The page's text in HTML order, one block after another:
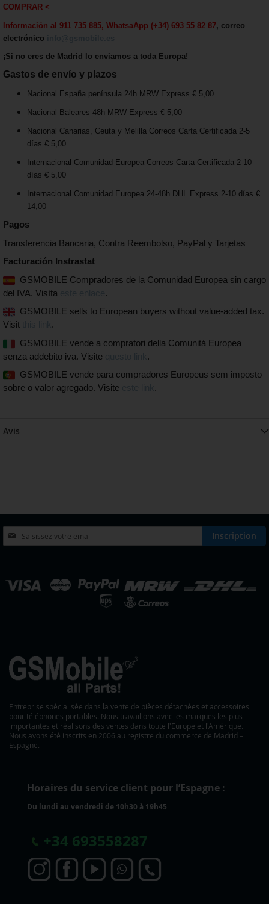
COMPRAR <
Información al 911 735 885, WhatsaApp (+34) 693 55 82 87, correo
electrónico
¡Si no eres de Madrid lo enviamos a toda Europa!
Gastos de envío y plazos
Nacional España península 24h MRW Express € 5,00
Nacional Baleares 48h MRW Express € 5,00
Nacional Canarias, Ceuta y Melilla Correos Carta Certificada 2-5
días € 5,00
Internacional Comunidad Europea Correos Carta Certificada 2-10
días € 5,00
Internacional Comunidad Europea 24-48h DHL Express 2-10 días €
14,00
Pagos
Transferencia Bancaria, Contra Reembolso, PayPal y Tarjetas
Facturación Instrastat
GSMOBILE Compradores de la Comunidad Europea sin cargo
del IVA. Visíta
.
GSMOBILE sells to European buyers without value-added tax.
Visit
.
GSMOBILE vende a compratori della Comunitá Europea
senza addebito iva. Visite
.
GSMOBILE vende para compradores Europeus sem imposto
sobre o valor agregado. Visite
.
Avis
Inscription
à
d’information
Inscription
Entreprise spécialisée dans la vente de pièces détachées et accessoires
pour téléphones portables. Nous travaillons avec les marques les plus
importantes et réalisons des ventes dans toute l'Europe et l'Amérique.
Nous avons été inscrits en 2006 au registre du commerce de Madrid –
Espagne.
Horaires du service client pour l’Espagne :
Du lundi au vendredi de 10h30 à 19h45
+34 693558287